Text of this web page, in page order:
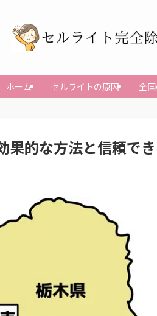
ホーム セルライトの原因 全
果的な方法と信頼で